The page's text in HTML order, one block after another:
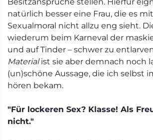
natürlich besser eine Frau, die es
Sexualmoral nicht allzu eng sieht.
wiederum beim Karneval der
und auf Tinder – schwer zu
Materialist sie aber demnach noch
(un)schöne Aussage, die ich selbst
hören bekam.
"Für lockeren Sex? Klasse! Als
nicht."